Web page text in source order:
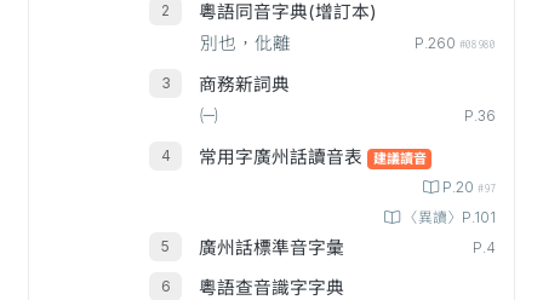
粵語同音字典(增訂本)
別也，仳離
P.260 #08980
商務新詞典
㈠
P.36
常用字廣州話讀音表 建議讀音
P.20 #97
〈異讀〉P.101
廣州話標準音字彙 P.4
粵語查音識字字典